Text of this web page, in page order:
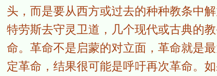
头，而是要从西方或过去的种种教条中
特劳斯去守灵卫道，几个现代或古典的
命。革命不是启蒙的对立面，革命就是
定革命，结果很可能是呼吁再次革命。